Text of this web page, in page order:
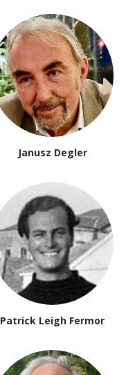
Janusz Degler
Patrick Leigh Fermor